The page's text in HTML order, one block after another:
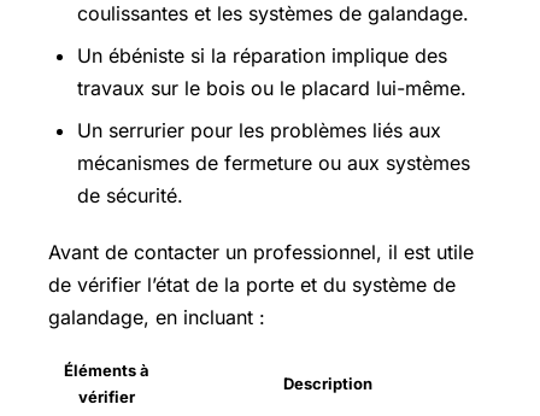
coulissantes et les systèmes de galandage.
Un ébéniste si la réparation implique des
travaux sur le bois ou le placard lui-même.
Un serrurier pour les problèmes liés aux
mécanismes de fermeture ou aux systèmes
de sécurité.
Avant de contacter un professionnel, il est utile
de vérifier l’état de la porte et du système de
galandage, en incluant :
Éléments à
vérifier
Description